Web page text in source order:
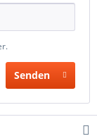
Senden